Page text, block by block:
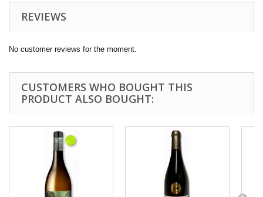
REVIEWS
No customer reviews for the moment.
CUSTOMERS WHO BOUGHT THIS
PRODUCT ALSO BOUGHT: